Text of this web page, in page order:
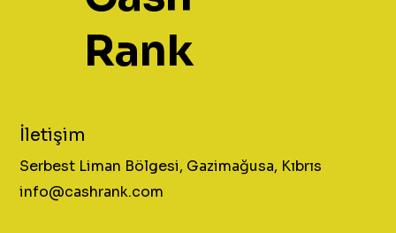
İletişim
Serbest Liman Bölgesi, Gazimağusa, Kıbrıs
info@cashrank.com
Rank